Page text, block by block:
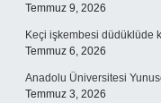
Temmuz 9, 2026
Keçi işkembesi düdüklüde
Temmuz 6, 2026
Anadolu Üniversitesi
Temmuz 3, 2026